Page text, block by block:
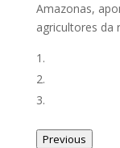
Amazonas,
agricultores da
Previous